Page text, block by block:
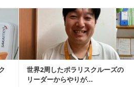
世界2周したポラリスクルーズの
リーダーからやりが...
む